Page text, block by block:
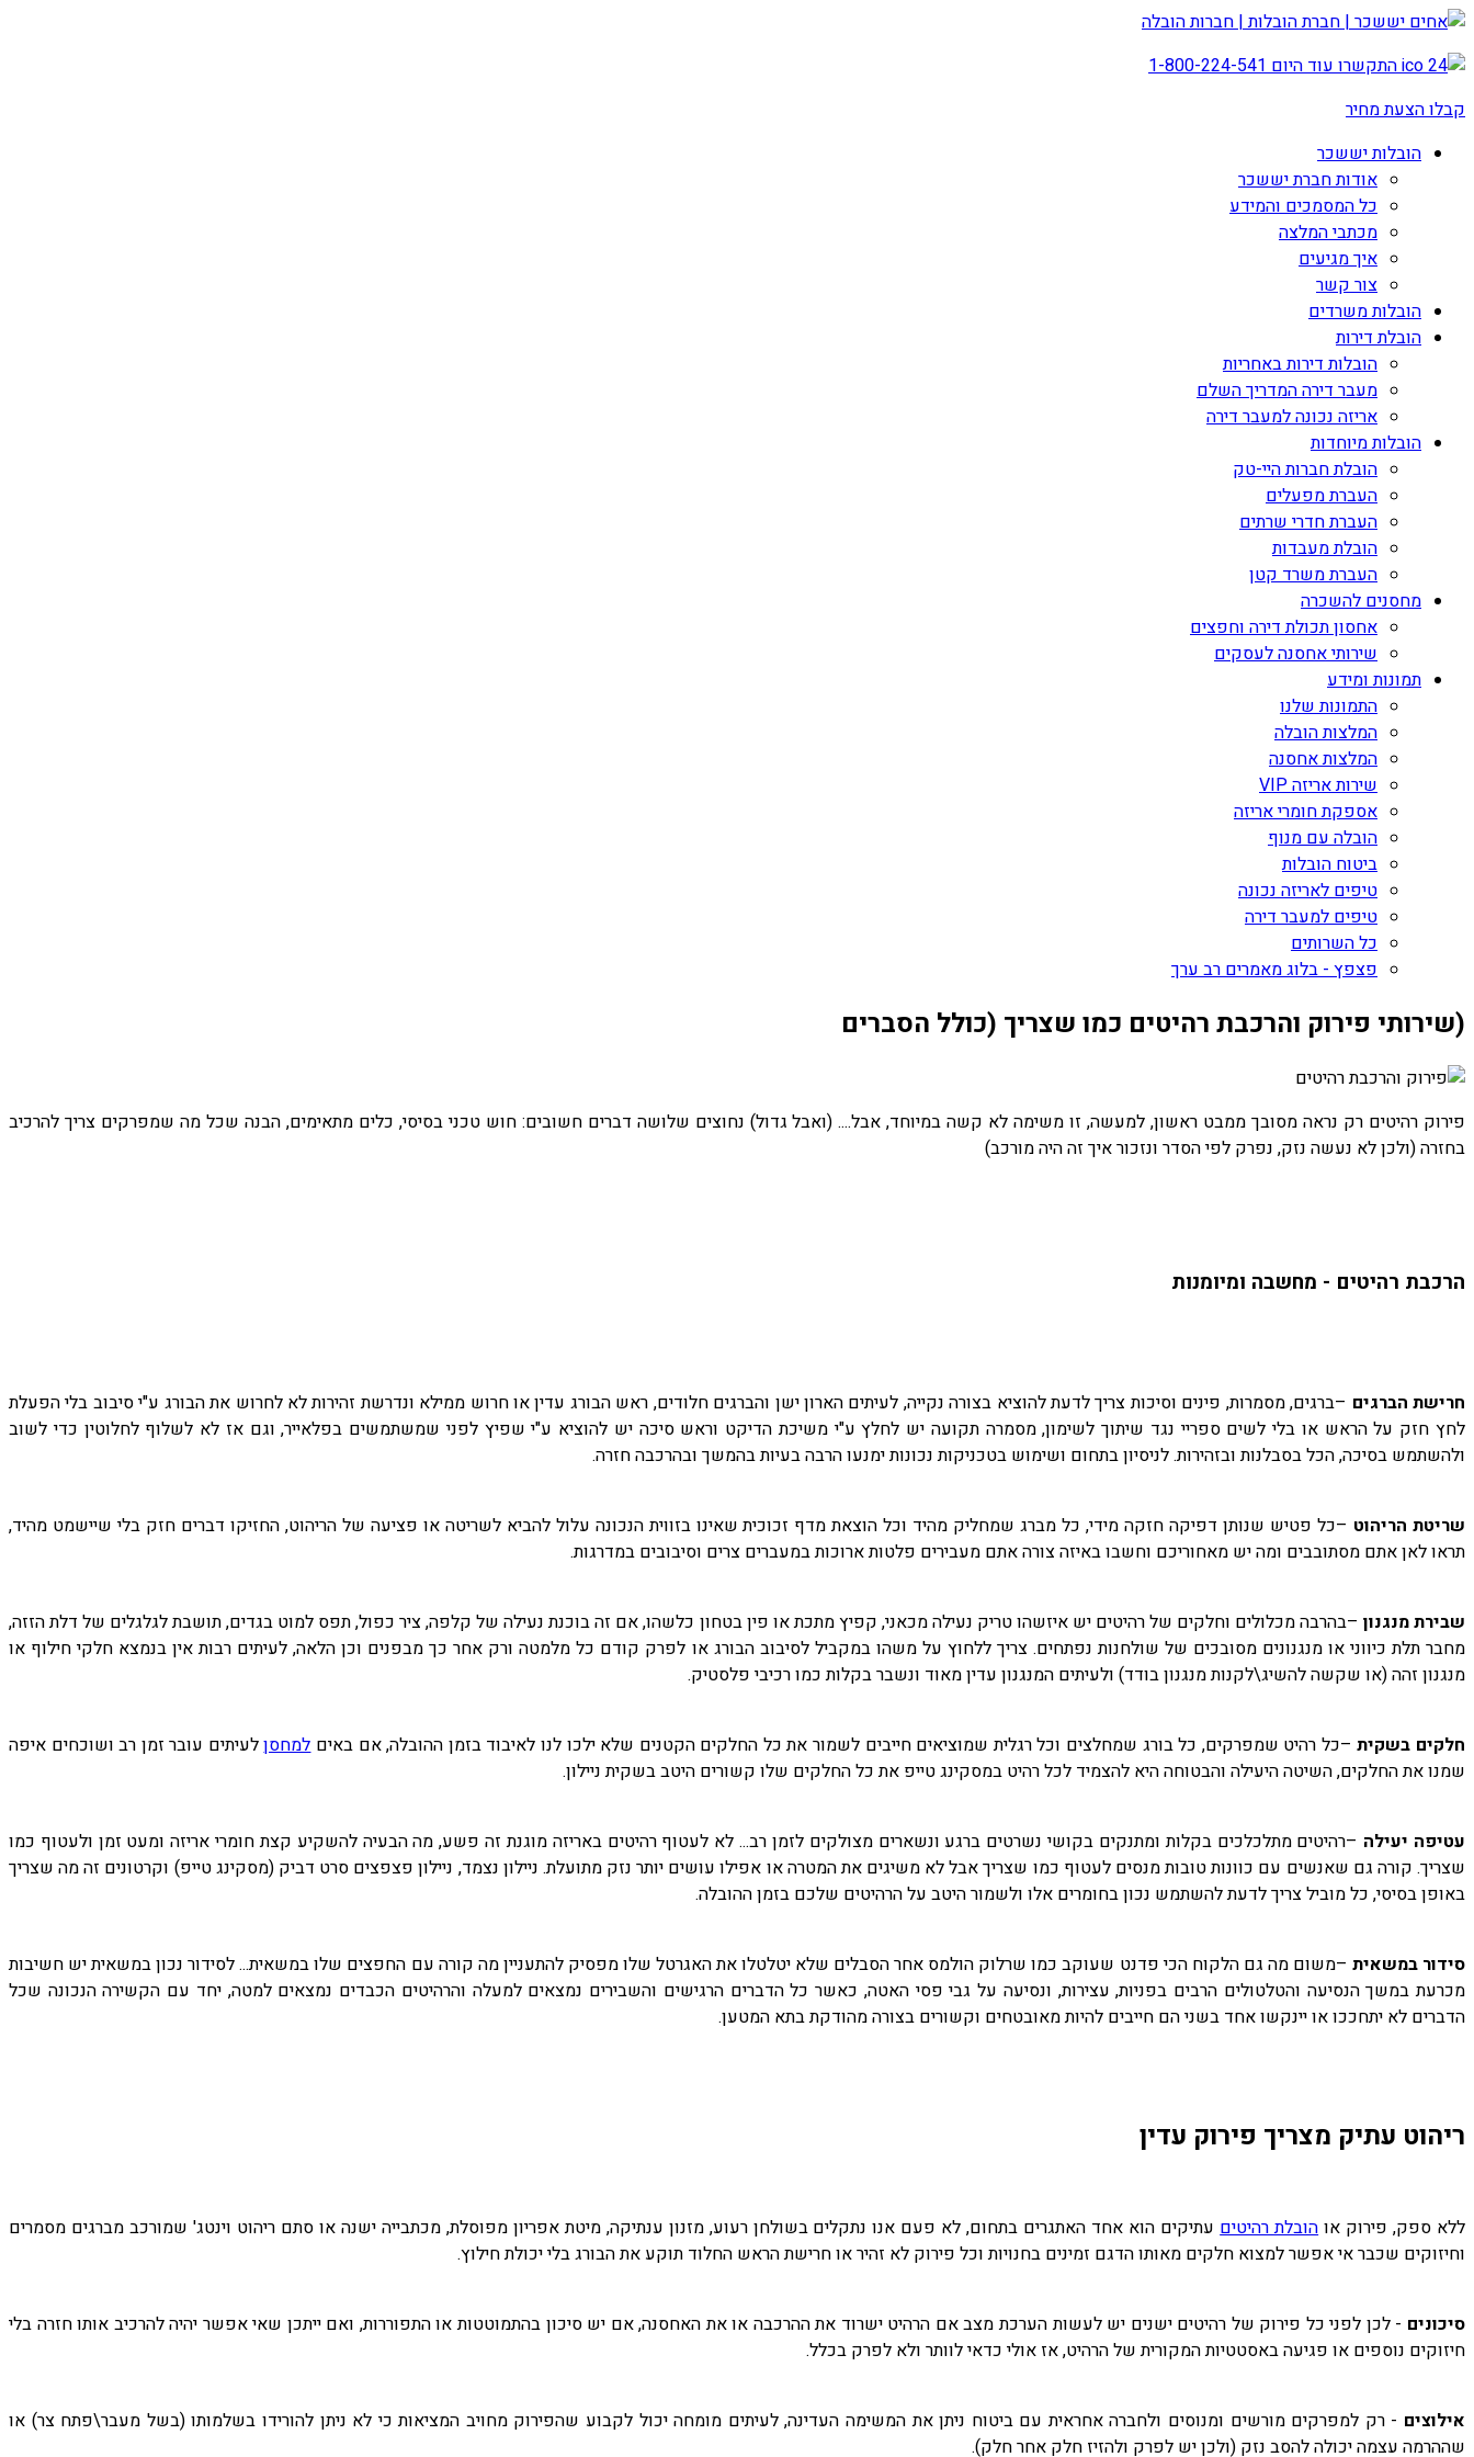
התקשרו עוד היום1-800-224-541
קבלו הצעת מחיר
הובלות יששכר
אודות חברת יששכר
כל המסמכים והמידע
מכתבי המלצה
איך מגיעים
צור קשר
הובלות משרדים
הובלת דירות
הובלות דירות באחריות
מעבר דירה המדריך השלם
אריזה נכונה למעבר דירה
הובלות מיוחדות
הובלת חברות היי-טק
העברת מפעלים
העברת חדרי שרתים
הובלת מעבדות
העברת משרד קטן
מחסנים להשכרה
אחסון תכולת דירה וחפצים
שירותי אחסנה לעסקים
תמונות ומידע
התמונות שלנו
המלצות הובלה
המלצות אחסנה
שירות אריזה VIP
אספקת חומרי אריזה
הובלה עם מנוף
ביטוח הובלות
טיפים לאריזה נכונה
טיפים למעבר דירה
כל השרותים
פצפץ - בלוג מאמרים רב ערך
(שירותי פירוק והרכבת רהיטים כמו שצריך (כולל הסברים
פירוק רהיטים רק נראה מסובך ממבט ראשון, למעשה, זו משימה לא קשה במיוחד, אבל.... (ואבל גדול) נחוצים שלושה דברים חשובים: חוש טכני בסיסי, כלים מתאימים, הבנה שכל מה שמפרקים צריך להרכיב
בחזרה (ולכן לא נעשה נזק, נפרק לפי הסדר ונזכור איך זה היה מורכב)
הרכבת רהיטים - מחשבה ומיומנות
חרישת הברגים –ברגים, מסמרות, פינים וסיכות צריך לדעת להוציא בצורה נקייה, לעיתים הארון ישן והברגים חלודים, ראש הבורג עדין או חרוש ממילא ונדרשת זהירות לא לחרוש את הבורג ע"י סיבוב בלי הפעלת
לחץ חזק על הראש או בלי לשים ספריי נגד שיתוך לשימון, מסמרה תקועה יש לחלץ ע"י משיכת הדיקט וראש סיכה יש להוציא ע"י שפיץ לפני שמשתמשים בפלאייר, וגם אז לא לשלוף לחלוטין כדי לשוב
ולהשתמש בסיכה, הכל בסבלנות ובזהירות. לניסיון בתחום ושימוש בטכניקות נכונות ימנעו הרבה בעיות בהמשך ובהרכבה חזרה.
שריטת הריהוט –כל פטיש שנותן דפיקה חזקה מידי, כל מברג שמחליק מהיד וכל הוצאת מדף זכוכית שאינו בזווית הנכונה עלול להביא לשריטה או פציעה של הריהוט, החזיקו דברים חזק בלי שיישמט מהיד,
תראו לאן אתם מסתובבים ומה יש מאחוריכם וחשבו באיזה צורה אתם מעבירים פלטות ארוכות במעברים צרים וסיבובים במדרגות.
שבירת מנגנון –בהרבה מכלולים וחלקים של רהיטים יש איזשהו טריק נעילה מכאני, קפיץ מתכת או פין בטחון כלשהו, אם זה בוכנת נעילה של קלפה, ציר כפול, תפס למוט בגדים, תושבת לגלגלים של דלת הזזה,
מחבר תלת כיווני או מנגנונים מסובכים של שולחנות נפתחים. צריך ללחוץ על משהו במקביל לסיבוב הבורג או לפרק קודם כל מלמטה ורק אחר כך מבפנים וכן הלאה, לעיתים רבות אין בנמצא חלקי חילוף או
מנגנון זהה (או שקשה להשיג\לקנות מנגנון בודד) ולעיתים המנגנון עדין מאוד ונשבר בקלות כמו רכיבי פלסטיק.
חלקים בשקית–כל רהיט שמפרקים, כל בורג שמחלצים וכל רגלית שמוציאים חייבים לשמור את כל החלקים הקטנים שלא ילכו לנו לאיבוד בזמן ההובלה, אם באים למחסןלעיתים עובר זמן רב ושוכחים איפה
שמנו את החלקים, השיטה היעילה והבטוחה היא להצמיד לכל רהיט במסקינג טייפ את כל החלקים שלו קשורים היטב בשקית ניילון.
עטיפה יעילה –רהיטים מתלכלכים בקלות ומתנקים בקושי נשרטים ברגע ונשארים מצולקים לזמן רב... לא לעטוף רהיטים באריזה מוגנת זה פשע, מה הבעיה להשקיע קצת חומרי אריזה ומעט זמן ולעטוף כמו
שצריך. קורה גם שאנשים עם כוונות טובות מנסים לעטוף כמו שצריך אבל לא משיגים את המטרה או אפילו עושים יותר נזק מתועלת. ניילון נצמד, ניילון פצפצים סרט דביק (מסקינג טייפ) וקרטונים זה מה שצריך
באופן בסיסי, כל מוביל צריך לדעת להשתמש נכון בחומרים אלו ולשמור היטב על הרהיטים שלכם בזמן ההובלה.
סידור במשאית –משום מה גם הלקוח הכי פדנט שעוקב כמו שרלוק הולמס אחר הסבלים שלא יטלטלו את האגרטל שלו מפסיק להתעניין מה קורה עם החפצים שלו במשאית... לסידור נכון במשאית יש חשיבות
מכרעת במשך הנסיעה והטלטולים הרבים בפניות, עצירות, ונסיעה על גבי פסי האטה, כאשר כל הדברים הרגישים והשבירים נמצאים למעלה והרהיטים הכבדים נמצאים למטה, יחד עם הקשירה הנכונה שכל
הדברים לא יתחככו או יינקשו אחד בשני הם חייבים להיות מאובטחים וקשורים בצורה מהודקת בתא המטען.
ריהוט עתיק מצריך פירוק עדין
ללא ספק, פירוק אוהובלת רהיטיםעתיקים הוא אחד האתגרים בתחום, לא פעם אנו נתקלים בשולחן רעוע, מזנון ענתיקה, מיטת אפריון מפוסלת, מכתבייה ישנה או סתם ריהוט וינטג' שמורכב מברגים מסמרים
וחיזוקים שכבר אי אפשר למצוא חלקים מאותו הדגם זמינים בחנויות וכל פירוק לא זהיר או חרישת הראש החלוד תוקע את הבורג בלי יכולת חילוץ.
סיכונים - לכן לפני כל פירוק של רהיטים ישנים יש לעשות הערכת מצב אם הרהיט ישרוד את ההרכבה או את האחסנה, אם יש סיכון בהתמוטטות או התפוררות, ואם ייתכן שאי אפשר יהיה להרכיב אותו חזרה בלי
חיזוקים נוספים או פגיעה באסטטיות המקורית של הרהיט, אז אולי כדאי לוותר ולא לפרק בכלל.
אילוצים - רק למפרקים מורשים ומנוסים ולחברה אחראית עם ביטוח ניתן את המשימה העדינה, לעיתים מומחה יכול לקבוע שהפירוק מחויב המציאות כי לא ניתן להורידו בשלמותו (בשל מעבר\פתח צר) או
שההרמה עצמה יכולה להסב נזק (ולכן יש לפרק ולהזיז חלק אחר חלק).